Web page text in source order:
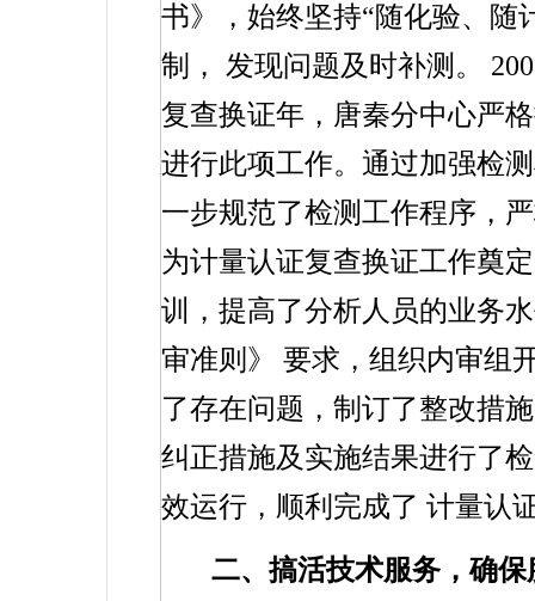
书》，始终坚持“随化验、随
制，
发现问题及时补测。
复查换证年，唐秦分中心严
进行此项工作。通过加强检
一步规范了检测工作程序，
为计量认证复查换证工作奠
训，提高了分析人员的业务
审准则》
要求，组织内审组
了存在问题，制订了整改措
纠正措施及实施结果进行了
效运行，顺利完成了 计量认
二、搞活技术服务，确